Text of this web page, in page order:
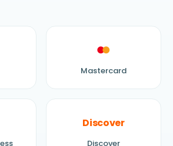
●●
Mastercard
Discover
Discover